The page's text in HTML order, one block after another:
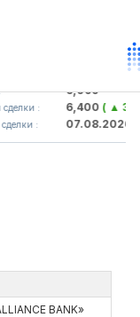
6,099
: 6,400( ▲
: 07.08.2026
BANK»